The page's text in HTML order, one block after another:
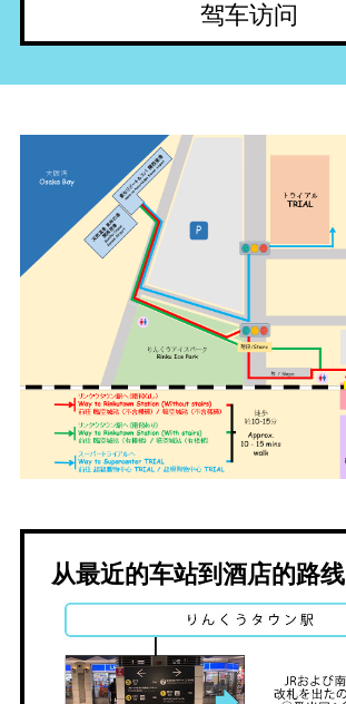
驾车访问
从最近的车站到酒店的路线